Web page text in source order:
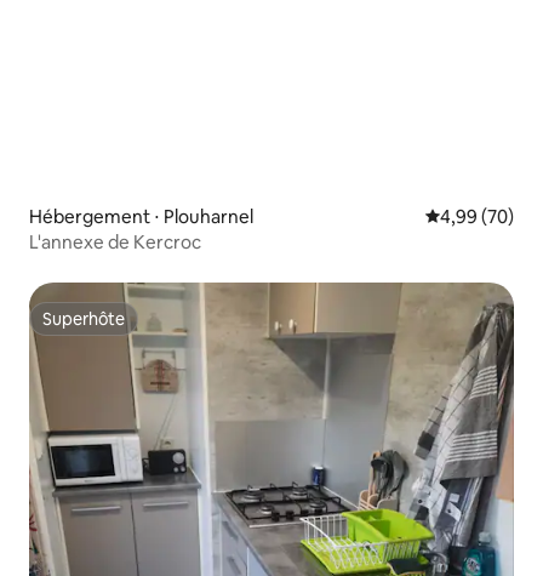
Hébergement ⋅ Plouharnel Évaluation
4,99 (70)
L'annexe de Kercroc
Superhôte
Superhôte